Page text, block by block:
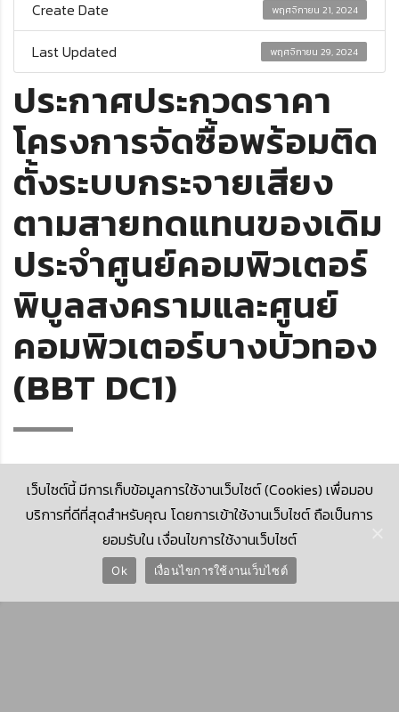
Create Date พฤศจิกายน 21, 2024
Last Updated พฤศจิกายน 29, 2024
ประกาศประกวดราคา
โครงการจัดซื้อพร้อมติด
ตั้งระบบกระจายเสียง
ตามสายทดแทนของเดิม
ประจำศูนย์คอมพิวเตอร์
พิบูลสงครามและศูนย์
คอมพิวเตอร์บางบัวทอง
(BBT DC1)
© 2026 Krungthai Computer Services Co., Ltd. (KTCS)
เว็บไซต์นี้ มีการเก็บข้อมูลการใช้งานเว็บไซต์ (Cookies) เพื่อมอบ
บริการที่ดีที่สุดสำหรับคุณ โดยการเข้าใช้งานเว็บไซต์ ถือเป็นการ
ยอมรับใน เงื่อนไขการใช้งานเว็บไซต์
Ok เงื่อนไขการใช้งานเว็บไซต์